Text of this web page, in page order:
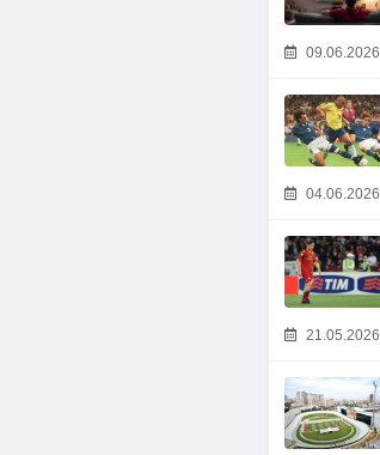
09.06.2026
04.06.2026
21.05.2026